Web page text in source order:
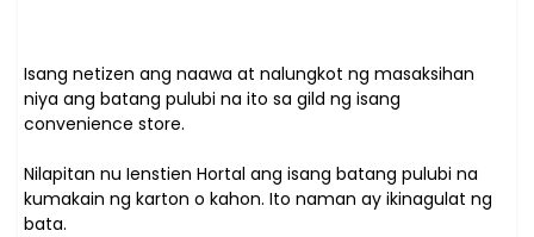
Isang netizen ang naawa at nalungkot ng masaksihan
niya ang batang pulubi na ito sa gild ng isang
convenience store.
Nilapitan nu Ienstien Hortal ang isang batang pulubi na
kumakain ng karton o kahon. Ito naman ay ikinagulat ng
bata.